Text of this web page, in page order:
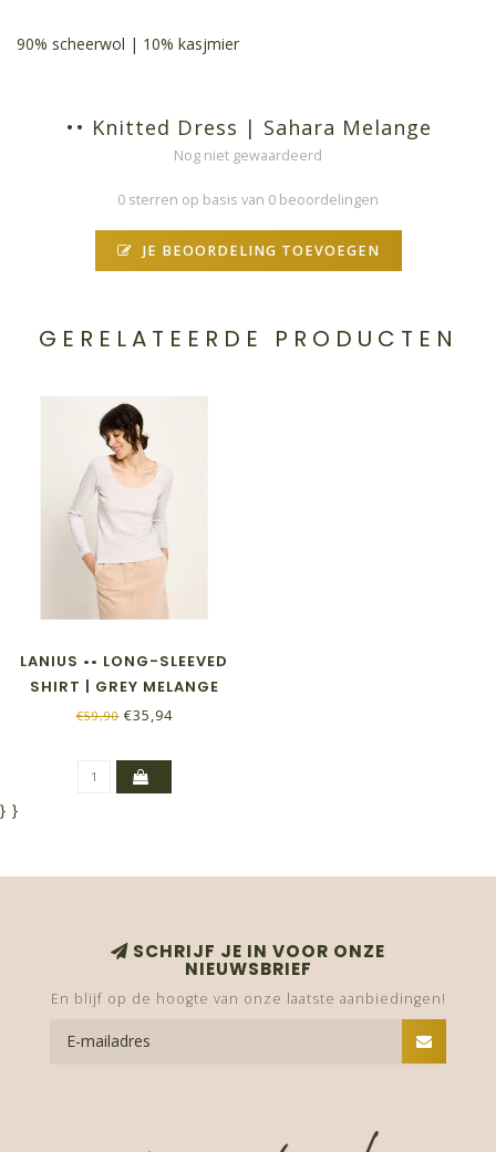
90% scheerwol | 10% kasjmier
•• Knitted Dress | Sahara Melange
Nog niet gewaardeerd
0 sterren op basis van 0 beoordelingen
JE BEOORDELING TOEVOEGEN
GERELATEERDE PRODUCTEN
LANIUS •• LONG-SLEEVED
SHIRT | GREY MELANGE
€59,90€35,94
} }
SCHRIJF JE IN VOOR ONZE
NIEUWSBRIEF
En blijf op de hoogte van onze laatste aanbiedingen!